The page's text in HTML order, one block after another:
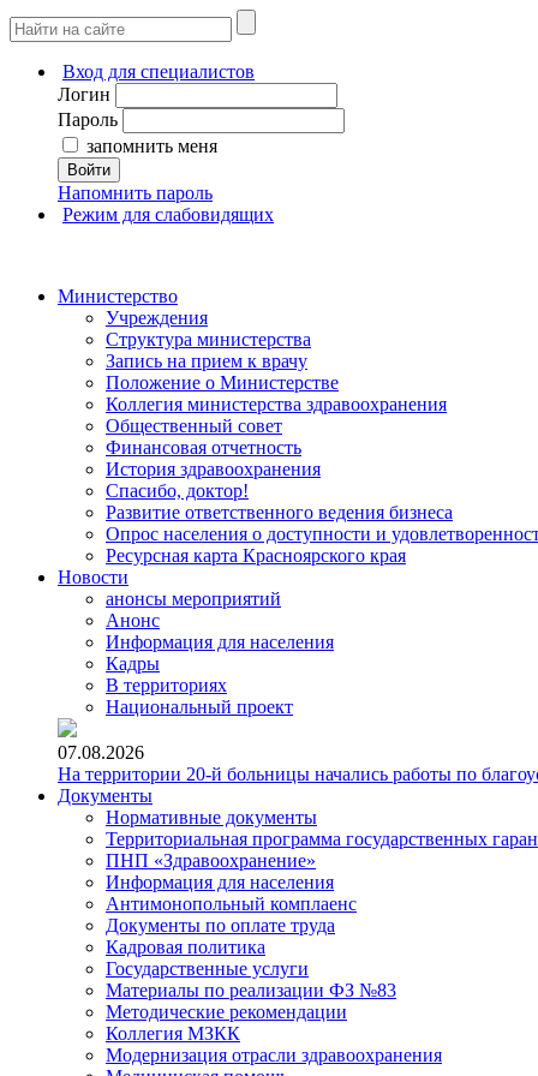
Вход для специалистов
Логин
Пароль
запомнить меня
Войти
Напомнить пароль
Режим для слабовидящих
Министерство
Учреждения
Структура министерства
Запись на прием к врачу
Положение о Министерстве
Коллегия министерства здравоохранения
Общественный совет
Финансовая отчетность
История здравоохранения
Спасибо, доктор!
Развитие ответственного ведения бизнеса
Опрос населения о доступности и
Ресурсная карта Красноярского края
Новости
анонсы мероприятий
Анонс
Информация для населения
Кадры
В территориях
Национальный проект
07.08.2026
На территории 20-й больницы начались работы по
Документы
Нормативные документы
Территориальная программа государственных
ПНП «Здравоохранение»
Информация для населения
Антимонопольный комплаенс
Документы по оплате труда
Кадровая политика
Государственные услуги
Материалы по реализации ФЗ №83
Методические рекомендации
Коллегия МЗКК
Модернизация отрасли здравоохранения